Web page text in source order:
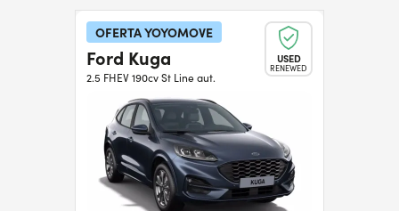
OFERTA YOYOMOVE
USED
RENEWED
Ford Kuga
2.5 FHEV 190cv St Line aut.